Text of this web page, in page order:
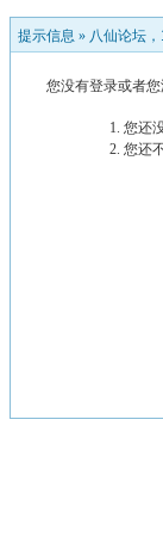
提示信息 » 八仙论坛
您没有登录或者
您还
您还